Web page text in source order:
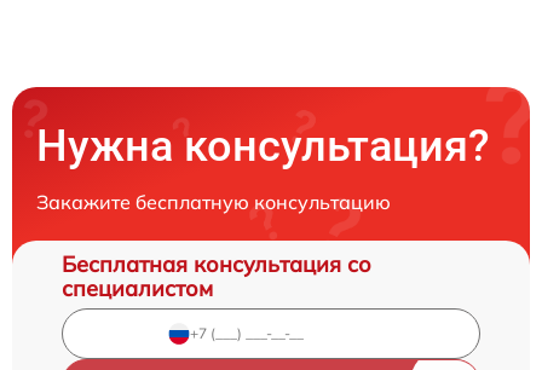
Нужна консультация?
Закажите бесплатную консультацию
Бесплатная консультация со
специалистом